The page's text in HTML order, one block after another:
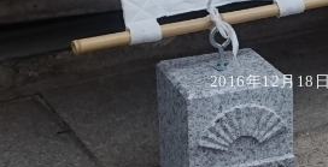
2016年12月18日